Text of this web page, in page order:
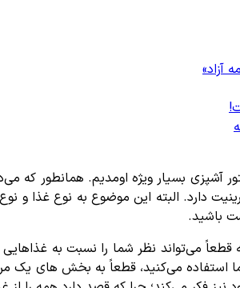
آزاد»
آشپزی بسیار ویژه اومدیم. همانطور که
البته این موضوع به نوع غذا و
باشید.
قطعاً می‌تواند نظر شما را نسبت به
استفاده می‌کنید، قطعاً به بخش های یک